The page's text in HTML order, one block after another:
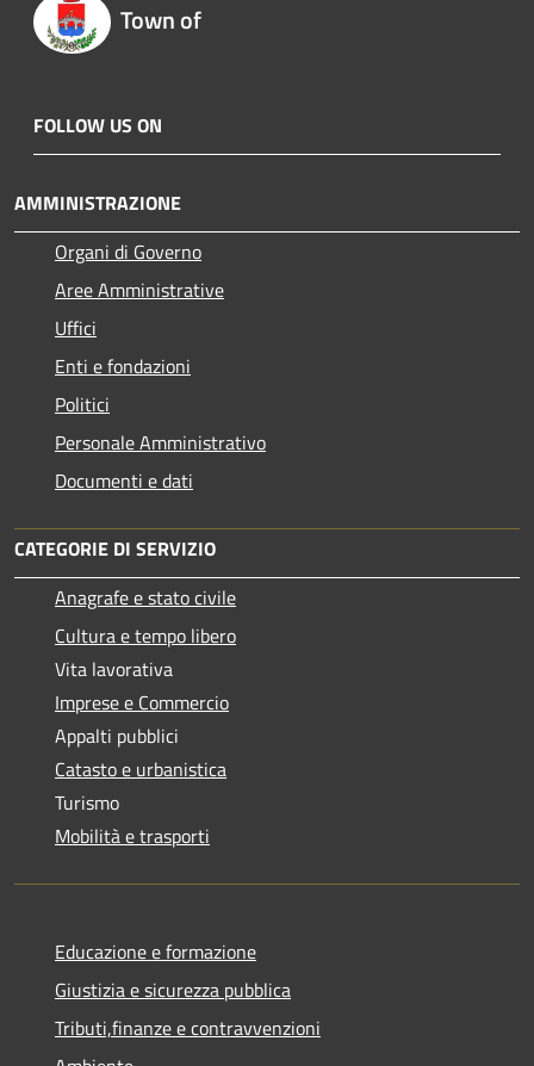
Town of
FOLLOW US ON
AMMINISTRAZIONE
Organi di Governo
Aree Amministrative
Uffici
Enti e fondazioni
Politici
Personale Amministrativo
Documenti e dati
CATEGORIE DI SERVIZIO
Anagrafe e stato civile
Cultura e tempo libero
Vita lavorativa
Imprese e Commercio
Appalti pubblici
Catasto e urbanistica
Turismo
Mobilità e trasporti
Educazione e formazione
Giustizia e sicurezza pubblica
Tributi,finanze e contravvenzioni